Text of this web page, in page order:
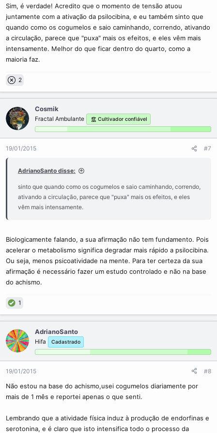
Sim, é verdade! Acredito que o momento de tensão atuou
juntamente com a ativação da psilocibina, e eu também sinto que
quando como os cogumelos e saio caminhando, correndo, ativando
a circulação, parece que "puxa" mais os efeitos, e eles vêm mais
intensamente. Melhor do que ficar dentro do quarto, como a
maioria faz.
2
Cosmik
Fractal Ambulante Cultivador confiável
19/01/2015 #7
AdrianoSanto disse:
sinto que quando como os cogumelos e saio caminhando, correndo,
ativando a circulação, parece que "puxa" mais os efeitos, e eles
vêm mais intensamente.
Biologicamente falando, a sua afirmação não tem fundamento. Pois
acelerar o metabolismo significa degradar mais rápido a psilocibina.
Ou seja, menos psicoatividade na mente. Para ter certeza da sua
afirmação é necessário fazer um estudo controlado e não na base
do achismo.
1
AdrianoSanto
Hifa Cadastrado
19/01/2015 #8
Não estou na base do achismo,usei cogumelos diariamente por
mais de 1 mês e reportei apenas o que senti.
Lembrando que a atividade física induz à produção de endorfinas e
serotonina, e é claro que isto intensifica todo o processo da